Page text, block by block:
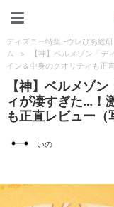
ディズニー特集 -ウレぴあ総研
ム
>
【神】ベルメゾン「
イン＆中身のクオリティも正
【神】ベルメゾ
ィが凄すぎた…！
も正直レビュー（
いの